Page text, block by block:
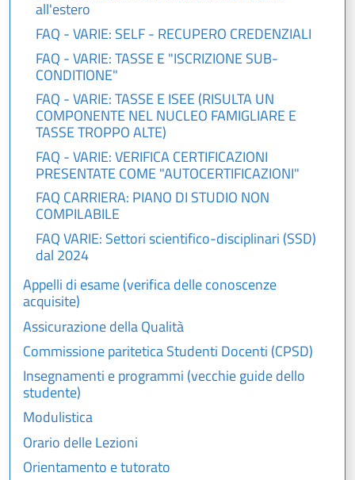
all'estero
FAQ - VARIE: SELF - RECUPERO CREDENZIALI
FAQ - VARIE: TASSE E "ISCRIZIONE SUB-
CONDITIONE"
FAQ - VARIE: TASSE E ISEE (RISULTA UN
COMPONENTE NEL NUCLEO FAMIGLIARE E
TASSE TROPPO ALTE)
FAQ - VARIE: VERIFICA CERTIFICAZIONI
PRESENTATE COME "AUTOCERTIFICAZIONI"
FAQ CARRIERA: PIANO DI STUDIO NON
COMPILABILE
FAQ VARIE: Settori scientifico-disciplinari (SSD)
dal 2024
Appelli di esame (verifica delle conoscenze
acquisite)
Assicurazione della Qualità
Commissione paritetica Studenti Docenti (CPSD)
Insegnamenti e programmi (vecchie guide dello
studente)
Modulistica
Orario delle Lezioni
Orientamento e tutorato